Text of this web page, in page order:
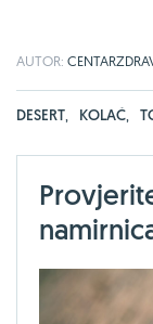
AUTOR:
DESERT, KOLAČ,